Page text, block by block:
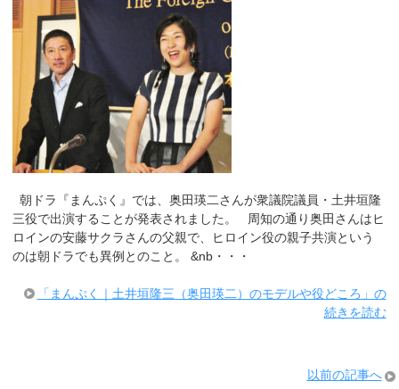
朝ドラ『まんぷく』では、奥田瑛二さんが衆議院議員・土井垣隆
三役で出演することが発表されました。 周知の通り奥田さんはヒ
ロインの安藤サクラさんの父親で、ヒロイン役の親子共演という
のは朝ドラでも異例とのこと。 &nb・・・
「まんぷく｜土井垣隆三（奥田瑛二）のモデルや役どころ」の
続きを読む
以前の記事へ